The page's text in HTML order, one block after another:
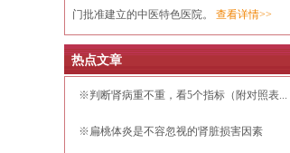
门批准建立的中医特色医院。 查看详情>>
热点文章
※判断肾病重不重，看5个指标（附对照表...
※ 扁桃体炎是不容忽视的肾脏损害因素